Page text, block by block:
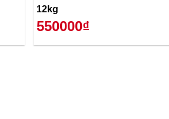
12kg
550000₫